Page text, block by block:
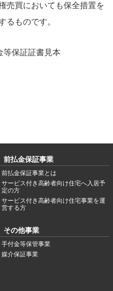
売買においても保全措置を
るものです。
等保証証書見本
前払金保証事業
前払金保証事業とは
サービス付き高齢者向け住宅へ入居予
定の方
サービス付き高齢者向け住宅事業を運
営する方
その他事業
手付金等保管事業
媒介保証事業